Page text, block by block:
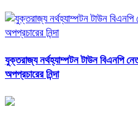
যুক্তরাজ্য নর্থহ্যাম্পটন টাউন বিএনপি
অপপ্রচারের নিন্দা